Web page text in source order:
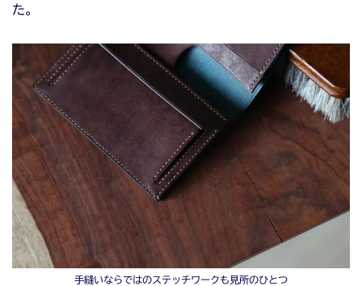
た。
手縫いならではのステッチワークも見所のひとつ